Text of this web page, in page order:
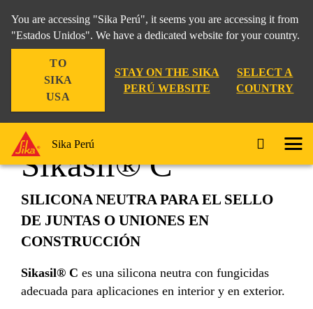
You are accessing "Sika Perú", it seems you are accessing it from
"Estados Unidos". We have a dedicated website for your country.
TO
SIKA
USA
STAY ON THE SIKA
PERÚ WEBSITE
SELECT A
COUNTRY
Sika Perú
Construcción Sikasil® C
Sikasil® C
SILICONA NEUTRA PARA EL SELLO
DE JUNTAS O UNIONES EN
CONSTRUCCIÓN
Sikasil® C es una silicona neutra con fungicidas
adecuada para aplicaciones en interior y en exterior.